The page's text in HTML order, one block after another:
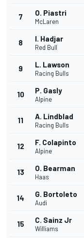
7 O. Piastri
McLaren
8 I. Hadjar
Red Bull
9 L. Lawson
Racing Bulls
10 P. Gasly
Alpine
11 A. Lindblad
Racing Bulls
12 F. Colapinto
Alpine
13 O. Bearman
Haas
14 G. Bortoleto
Audi
15 C. Sainz Jr
Williams